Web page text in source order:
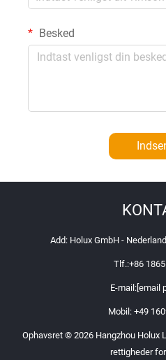
Besked
Add: Holux GmbH -
Tlf.:+86
E-mail: [email
Mobil: +49
Ophavsret © 2026 Hangzhou Holux
rettigheder